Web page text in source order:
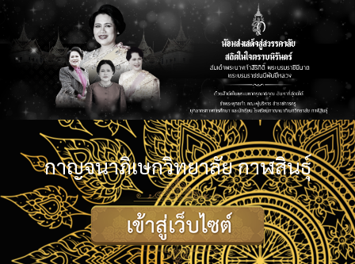
กาญจนาภิเษกวิทยาลัย กาฬสินธุ์